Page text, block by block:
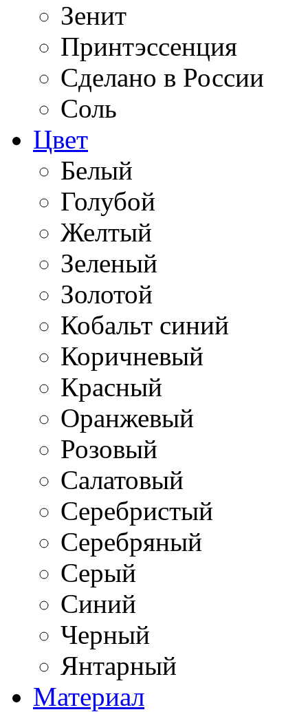
Зенит
Принтэссенция
Сделано в России
Соль
Цвет
Белый
Голубой
Желтый
Зеленый
Золотой
Кобальт синий
Коричневый
Красный
Оранжевый
Розовый
Салатовый
Серебристый
Серебряный
Серый
Синий
Черный
Янтарный
Материал